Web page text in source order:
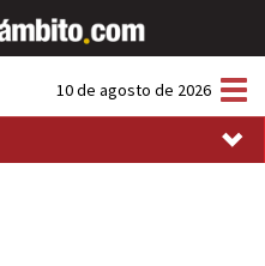
10 de agosto de 2026